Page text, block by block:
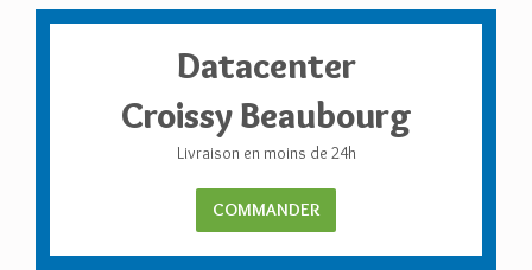
Datacenter
Croissy Beaubourg
Livraison en moins de 24h
COMMANDER